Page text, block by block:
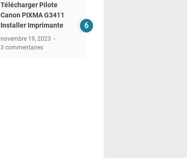
Télécharger Pilote
Canon PIXMA G3411
Installer Imprimante
novembre 19, 2023
3 commentaires